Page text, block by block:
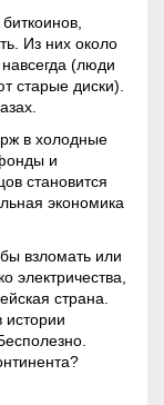
Из них около
(люди
старые диски).
в холодные
и
становится
экономика
взломать или
электричества,
страна.